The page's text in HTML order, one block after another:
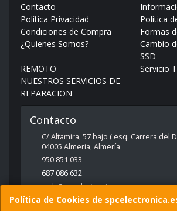
Política de Cookies de
Contacto
Política Privacidad
Política
Condiciones de Compra
Formas
¿Quienes Somos?
Cambio
SSD
REMOTO
Servicio
NUESTROS SERVICIOS DE
REPARACION
Contacto
C/ Altamira, 57 bajo ( esq. Carrera del
04005 Almeria,Almería
950 851 033
687 086 632
web@spcelectronica.es